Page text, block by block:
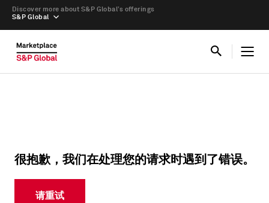
S&P Global
Discover more about S&P Global’s offerings
很抱歉，我们在处理您的请求时遇到了错误。
请重试